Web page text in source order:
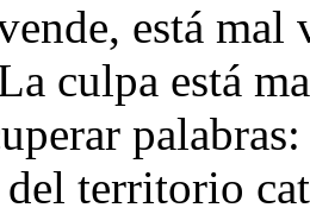
está mal
culpa está
del territorio